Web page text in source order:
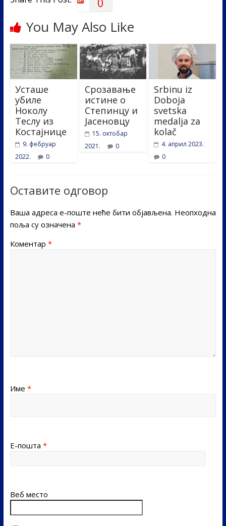
You May Also Like
Усташе
убиле
Ноколу
Теслу из
Костајнице
9. фебруар
2022.
0
Срозавање
истине о
Степинцу и
Јасеновцу
15. октобар
2021.
0
Srbinu iz
Doboja
svetska
medalja za
kolač
4. април 2023.
0
Оставите одговор
Ваша адреса е-поште неће бити објављена. Неопходна
поља су означена *
Коментар *
Име *
Е-пошта *
Веб место